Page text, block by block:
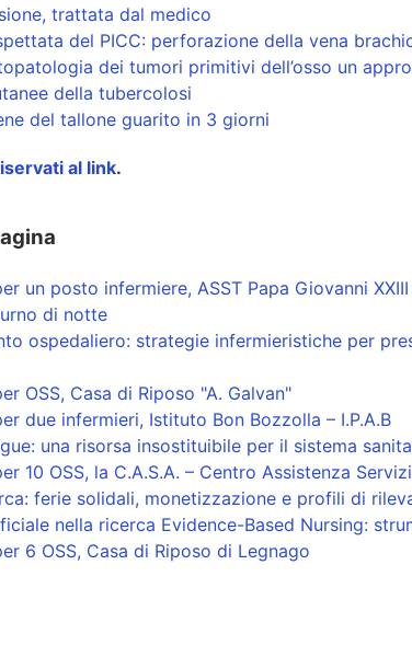
trattata dal medico
del PICC: perforazione della vena
dei tumori primitivi dell’osso un
della tubercolosi
del tallone guarito in 3 giorni
al link.
un posto infermiere, ASST Papa Giovanni
di notte
ospedaliero: strategie infermieristiche per
OSS, Casa di Riposo "A. Galvan"
due infermieri, Istituto Bon Bozzolla – I.P.A.B
una risorsa insostituibile per il sistema
10 OSS, la C.A.S.A. – Centro Assistenza
ferie solidali, monetizzazione e profili di
nella ricerca Evidence-Based Nursing:
6 OSS, Casa di Riposo di Legnago